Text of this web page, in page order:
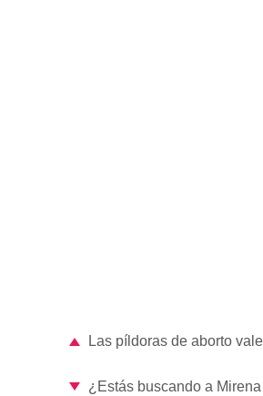
Las píldoras de aborto
¿Estás buscando a